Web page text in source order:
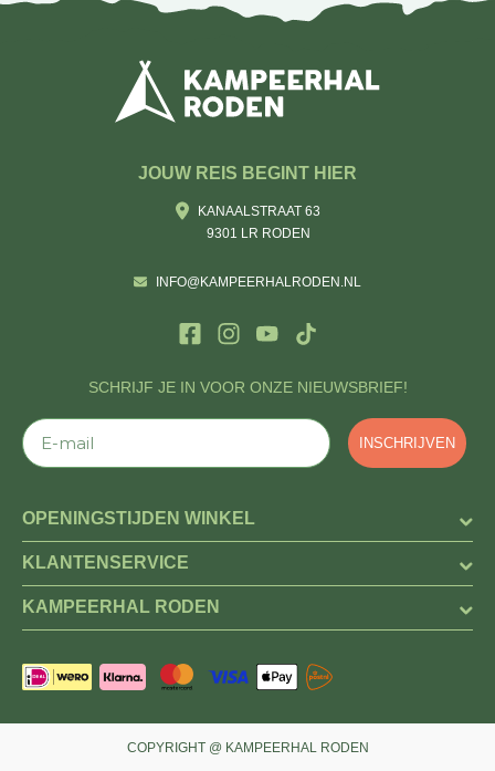
SCHRIJF JE IN VOOR ONZE NIEUWSBRIEF!
E-mail
INSCHRIJVEN
JOUW REIS BEGINT HIER
KANAALSTRAAT 63
9301 LR RODEN
INFO@KAMPEERHALRODEN.NL
OPENINGSTIJDEN WINKEL
KLANTENSERVICE
KAMPEERHAL RODEN
COPYRIGHT @ KAMPEERHAL RODEN